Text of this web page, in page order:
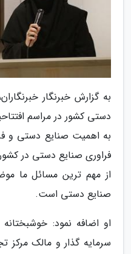
به گزارش خبرنگار
دستی کشور در مراسم
به اهمیت صنایع دستی و
فراوری صنایع دستی در
از مهم ترین مسائل ما
صنایع دستی است.
او اضافه نمود:
سرمایه گذار و مالک مرکز